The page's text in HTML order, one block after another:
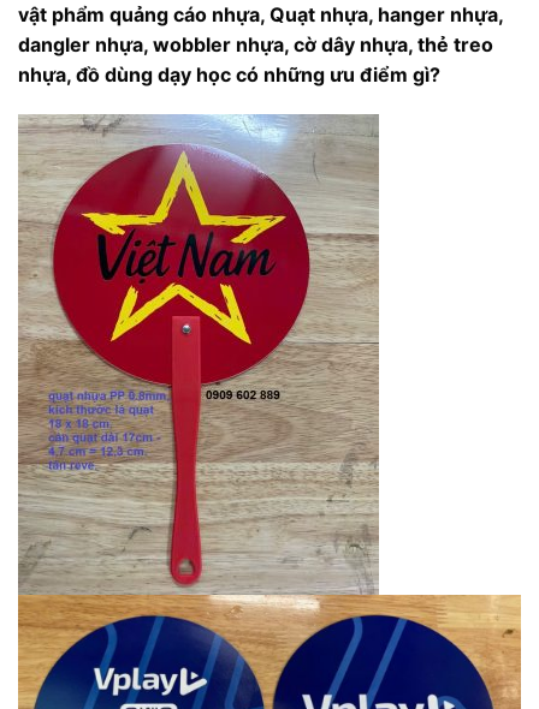
vật phẩm quảng cáo nhựa, Quạt nhựa, hanger nhựa,
dangler nhựa, wobbler nhựa, cờ dây nhựa, thẻ treo
nhựa, đồ dùng dạy học có những ưu điểm gì?